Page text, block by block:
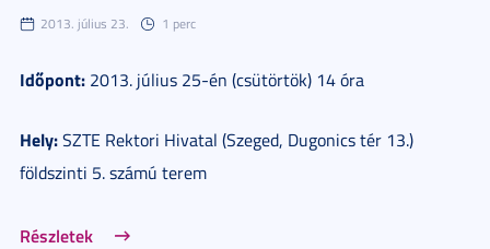
2013. július 23. 1 perc
Időpont: 2013. július 25-én (csütörtök) 14 óra
Hely:SZTE Rektori Hivatal (Szeged, Dugonics tér 13.)
földszinti 5. számú terem
Részletek